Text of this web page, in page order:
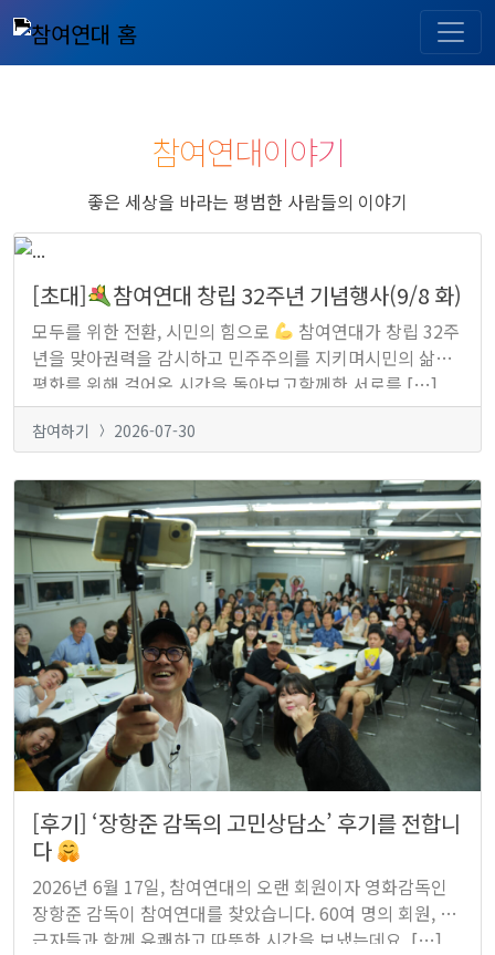
참여연대이야기
좋은 세상을 바라는 평범한 사람들의 이야기
[초대] 참여연대 창립 32주년 기념행사(9/8 화)
모두를 위한 전환, 시민의 힘으로
참여연대가 창립 32주
년을 맞아권력을 감시하고 민주주의를 지키며시민의 삶과
평화를 위해 걸어온 시간을 돌아보고함께한 서로를 […]
참여하기 2026-07-30
[후기] ‘장항준 감독의 고민상담소’ 후기를 전합니
다
2026년 6월 17일, 참여연대의 오랜 회원이자 영화감독인
장항준 감독이 참여연대를 찾았습니다. 60여 명의 회원, 상
근자들과 함께 유쾌하고 따뜻한 시간을 보냈는데요, […]